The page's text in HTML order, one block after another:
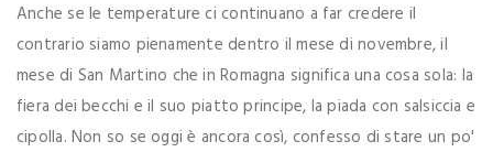
Anche se le temperature ci continuano a far credere il
contrario siamo pienamente dentro il mese di novembre, il
mese di San Martino che in Romagna significa una cosa sola: la
fiera dei becchi e il suo piatto principe, la piada con salsiccia e
cipolla. Non so se oggi è ancora così, confesso di stare un po'